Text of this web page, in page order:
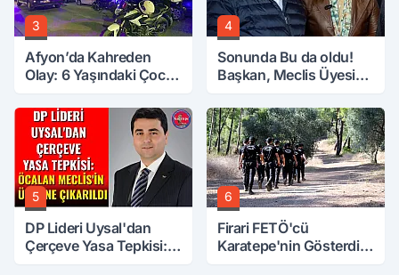
3
Afyon’da Kahreden
Olay: 6 Yaşındaki Çocuk
4
Sonunda Bu da oldu!
Başkan, Meclis Üyesini
Attırdı
5
DP Lideri Uysal'dan
Çerçeve Yasa Tepkisi:
6
Firari FETÖ'cü
Karatepe'nin Gösterdiği